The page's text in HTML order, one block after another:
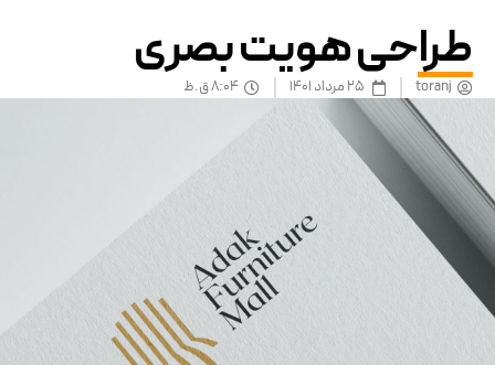
طراحی هویت بصری
toranj 25 مرداد 1401 8:04 ق.ظ